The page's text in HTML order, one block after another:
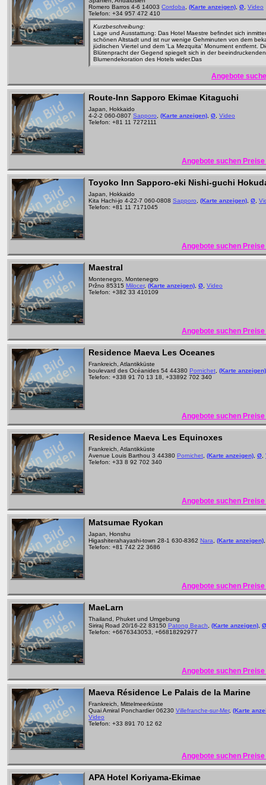
Romero Barros 4-6 14003 Cordoba (Karte anzeigen) Ø Video
Telefon: +34 957 472 410
Kurzbeschreibung:
Lage und Ausstattung: Das Hotel Maestre befindet sich
schönen Altstadt und ist nur wenige Gehminuten von dem
jüdischen Viertel und dem 'La Mezquita' Monument entfernt.
Blütenpracht der Gegend spiegelt sich in der beeindruckenden
Blumendekoration des Hotels wider.Das
Angebote
Route-Inn Sapporo Ekimae Kitaguchi
Japan, Hokkaido
4-2-2 060-0807 Sapporo (Karte anzeigen) Ø Video
Telefon: +81 11 7272111
Angebote suchen
Toyoko Inn Sapporo-eki Nishi-guchi
Japan, Hokkaido
Kita Hachi-jo 4-22-7 060-0808 Sapporo (Karte anzeigen) Ø
Telefon: +81 11 7171045
Angebote suchen
Maestral
Montenegro, Montenegro
Pržno 85315 Milocer, (Karte anzeigen) Ø Video
Telefon: +382 33 410109
Angebote suchen
Residence Maeva Les Oceanes
Frankreich, Atlantikküste
boulevard des Océanides 54 44380 Pornichet (Karte anzeigen)
Telefon: +338 91 70 13 18, +33892 702 340
Angebote suchen
Residence Maeva Les Equinoxes
Frankreich, Atlantikküste
Avenue Louis Barthou 3 44380 Pornichet (Karte anzeigen) Ø
Telefon: +33 8 92 702 340
Angebote suchen
Matsumae Ryokan
Japan, Honshu
Higashiterahayashi-town 28-1 630-8362 Nara (Karte anzeigen)
Telefon: +81 742 22 3686
Angebote suchen
MaeLarn
Thailand, Phuket und Umgebung
Siriraj Road 20/16-22 83150 Patong Beach (Karte anzeigen) Ø
Telefon: +6676343053, +66818292977
Angebote suchen
Maeva Résidence Le Palais de la Marine
Frankreich, Mittelmeerküste
Quai Amiral Ponchardier 06230 Villefranche-sur-Mer, (Karte
Video
Telefon: +33 891 70 12 62
Angebote suchen
APA Hotel Koriyama-Ekimae